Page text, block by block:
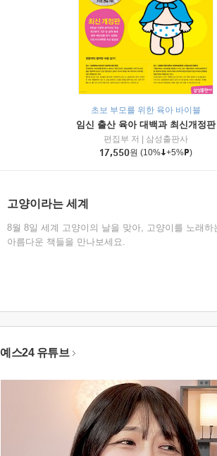
초보 부모를 위한 육아 바이블
임신 출산 육아 대백과 최신개정판
편집부 저
삼성출판사
17,550원 (10% +5% )
고양이라는 세계
8월 8일 세계 고양이의 날을 맞아, 고양이를 노래하
아름다운 책들을 만나보세요.
예스24 유튜브